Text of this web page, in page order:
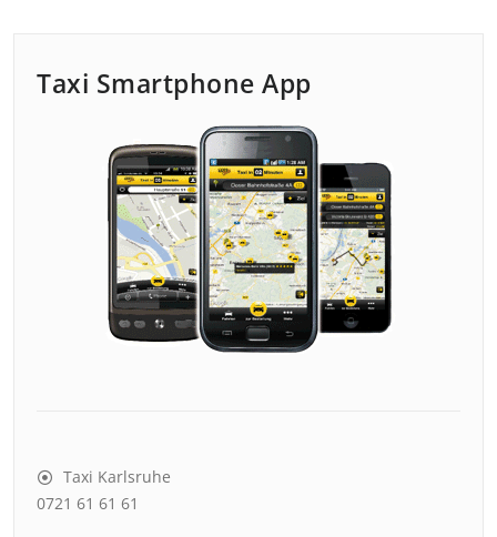
Taxi Smartphone App
Taxi Karlsruhe
0721 61 61 61